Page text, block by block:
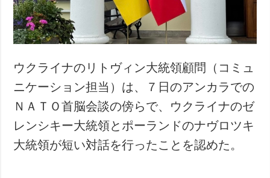
ウクライナのリトヴィン大統領顧問（コミュ
ニケーション担当）は、７日のアンカラでの
ＮＡＴＯ首脳会談の傍らで、ウクライナのゼ
レンシキー大統領とポーランドのナヴロツキ
大統領が短い対話を行ったことを認めた。